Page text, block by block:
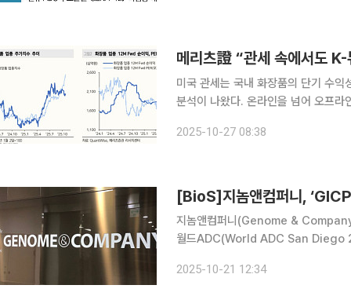
메리츠證 “관세 속에서도
미국 관세는 국내 화장품의 단기 수
분석이 나왔다. 온라인을 넘어 오프
다. 27일 메리츠증권에 따르면 한국
2025-10-27 08:38
[BioS]지놈앤컴퍼니,
지놈앤컴퍼니(Genome &
월드ADC(World ADC San Diego
‘GNOCLE™’을 통해 발굴한 신규 타
2025-10-21 12:34